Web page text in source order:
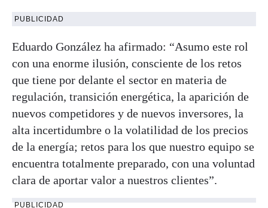
PUBLICIDAD
Eduardo González ha afirmado: “Asumo este rol
con una enorme ilusión, consciente de los retos
que tiene por delante el sector en materia de
regulación, transición energética, la aparición de
nuevos competidores y de nuevos inversores, la
alta incertidumbre o la volatilidad de los precios
de la energía; retos para los que nuestro equipo se
encuentra totalmente preparado, con una voluntad
clara de aportar valor a nuestros clientes”.
PUBLICIDAD